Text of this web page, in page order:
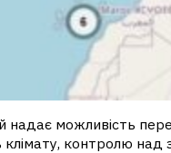
можливість
контролю над